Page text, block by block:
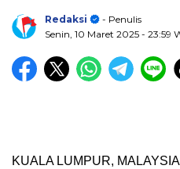
Redaksi
- Penulis
Senin, 10 Maret 2025 - 23:59
KUALA LUMPUR,